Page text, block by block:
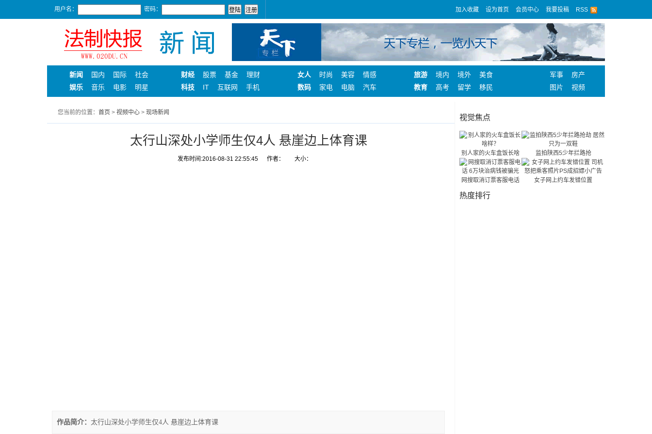
用户名： 密码： 加入收藏 设为首页 会员中心 我要投稿 RSS
新闻 国内 国际
社会
娱乐
音乐 电影 明星
财经 股票 基金
理财
科技
IT 互联网 手机
女人 时尚 美容
情感
数码
家电 电脑 汽车
旅游 境内 境外
美食
教育
高考 留学 移民
军事
房产
图片
视频
您当前的位置： 首页 > 视频中心 > 现场新闻
太行山深处小学师生仅4人 悬崖边上体育课
发布时间:2016-08-31 22:55:45 作者： 大小：
作品简介： 太行山深处小学师生仅4人 悬崖边上体育课
视觉焦点
别人家的火车盒饭长啥 监拍陕西5少年拦路抢
网搜取消订票客服电话 女子网上约车发错位置
热度排行